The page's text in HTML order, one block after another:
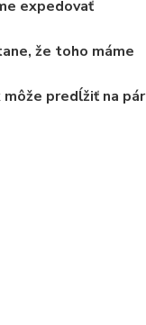
expedovať
že toho máme
predĺžiť na pár